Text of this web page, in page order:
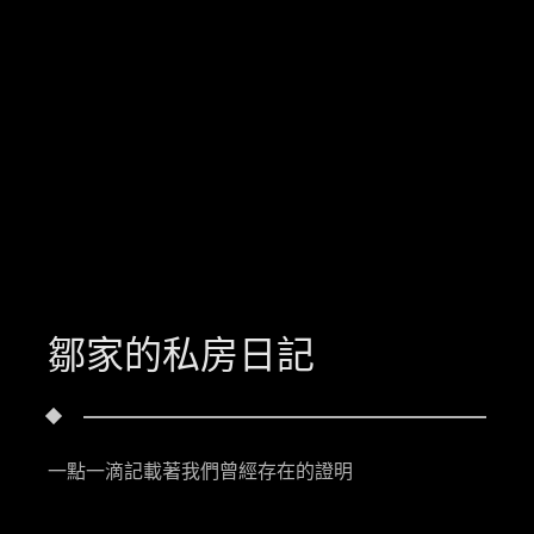
鄒家的私房日記
一點一滴記載著我們曾經存在的證明